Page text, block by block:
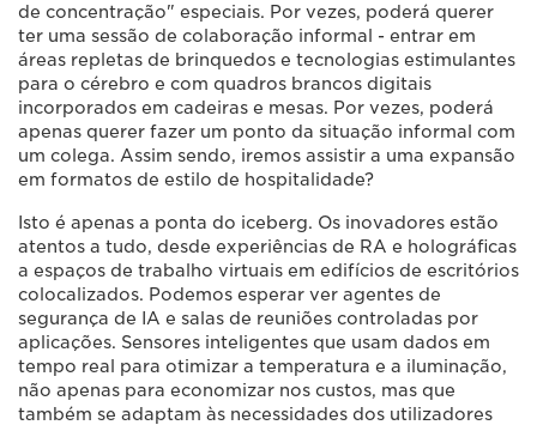
de concentração" especiais. Por vezes, poderá querer
ter uma sessão de colaboração informal - entrar em
áreas repletas de brinquedos e tecnologias estimulantes
para o cérebro e com quadros brancos digitais
incorporados em cadeiras e mesas. Por vezes, poderá
apenas querer fazer um ponto da situação informal com
um colega. Assim sendo, iremos assistir a uma expansão
em formatos de estilo de hospitalidade?
Isto é apenas a ponta do iceberg. Os inovadores estão
atentos a tudo, desde experiências de RA e holográficas
a espaços de trabalho virtuais em edifícios de escritórios
colocalizados. Podemos esperar ver agentes de
segurança de IA e salas de reuniões controladas por
aplicações. Sensores inteligentes que usam dados em
tempo real para otimizar a temperatura e a iluminação,
não apenas para economizar nos custos, mas que
também se adaptam às necessidades dos utilizadores